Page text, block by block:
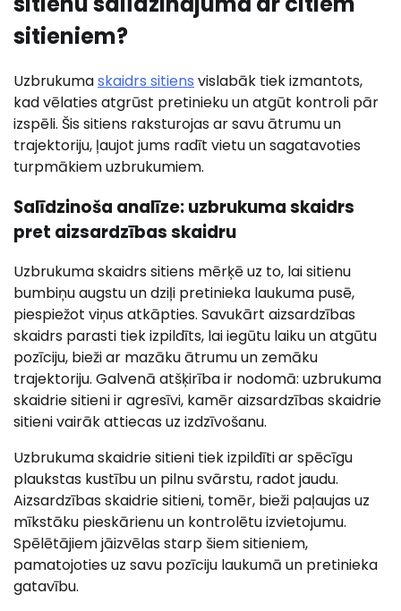
sitieniem?
Uzbrukumaskaidrs sitiens vislabāk tiek izmantots,
kad vēlaties atgrūst pretinieku un atgūt kontroli pār
izspēli. Šis sitiens raksturojas ar savu ātrumu un
trajektoriju, ļaujot jums radīt vietu un sagatavoties
turpmākiem uzbrukumiem.
Salīdzinoša analīze: uzbrukuma skaidrs
pret aizsardzības skaidru
Uzbrukuma skaidrs sitiens mērķē uz to, lai sitienu
bumbiņu augstu un dziļi pretinieka laukuma pusē,
piespiežot viņus atkāpties. Savukārt aizsardzības
skaidrs parasti tiek izpildīts, lai iegūtu laiku un atgūtu
pozīciju, bieži ar mazāku ātrumu un zemāku
trajektoriju. Galvenā atšķirība ir nodomā: uzbrukuma
skaidrie sitieni ir agresīvi, kamēr aizsardzības skaidrie
sitieni vairāk attiecas uz izdzīvošanu.
Uzbrukuma skaidrie sitieni tiek izpildīti ar spēcīgu
plaukstas kustību un pilnu svārstu, radot jaudu.
Aizsardzības skaidrie sitieni, tomēr, bieži paļaujas uz
mīkstāku pieskārienu un kontrolētu izvietojumu.
Spēlētājiem jāizvēlas starp šiem sitieniem,
pamatojoties uz savu pozīciju laukumā un pretinieka
gatavību.